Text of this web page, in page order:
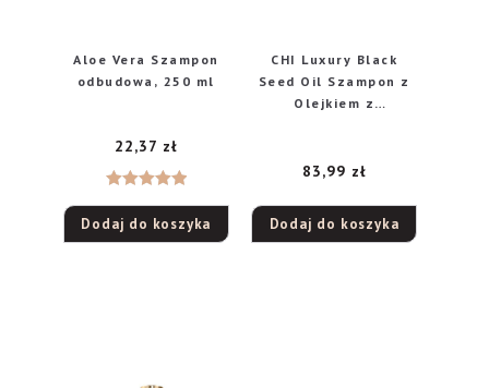
Aloe Vera Szampon
odbudowa, 250 ml
5.00na 5
22,37 zł
Dodaj do koszyka
CHI Luxury Black
Seed Oil Szampon z
Olejkiem z
83,99 zł
Dodaj do koszyka